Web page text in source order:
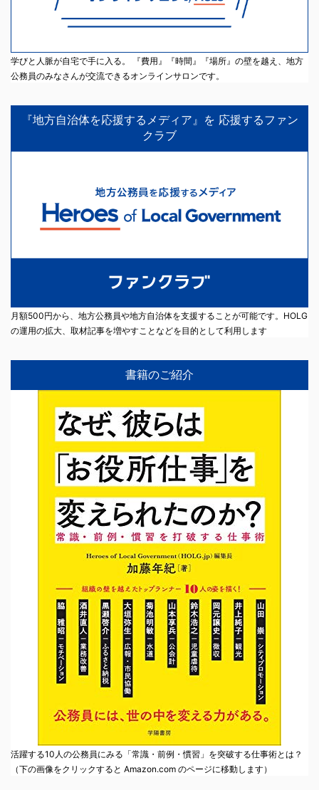
学びと人脈が自宅で手に入る。 『費用』『時間』『場所』の壁を越え、地方
公務員のみなさんが交流できるオンラインサロンです。
『地方自治体を応援するメディア』を 応援するファン
クラブ
月額500円から、地方公務員や地方自治体を支援することが可能です。HOLG
の運用の拡大、取材記事を増やすことなどを目的として利用します
書籍のご紹介
活躍する10人の公務員にみる「常識・前例・慣習」を突破する仕事術とは？
（下の画像をクリックすると Amazon.com のページに移動します）